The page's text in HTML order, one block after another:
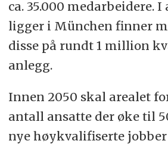
ca. 35.000 medarbeidere.
ligger i München finner
disse på rundt 1 million
anlegg.
Innen 2050 skal arealet
antall ansatte der øke til
nye høykvalifiserte jobber